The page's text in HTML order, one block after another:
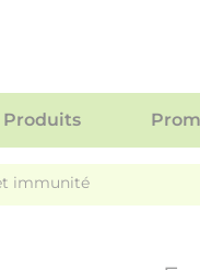
Produits
immunité